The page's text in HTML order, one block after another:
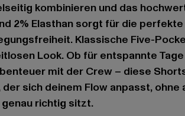
kombinieren und das
2% Elasthan sorgt für die
Klassische Five-
Look. Ob für entspannte
mit der Crew – diese
sich deinem Flow anpasst, ohne
genau richtig sitzt.